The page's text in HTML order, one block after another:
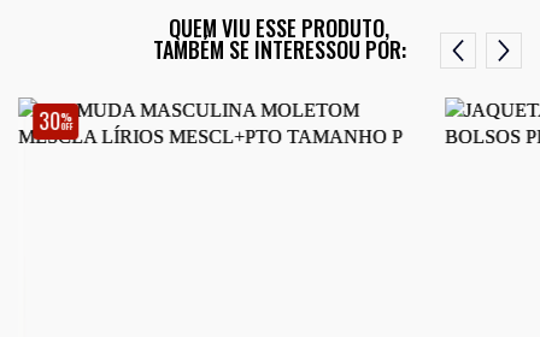
QUEM VIU ESSE PRODUTO,
TAMBÉM SE INTERESSOU POR:
30%
OFF